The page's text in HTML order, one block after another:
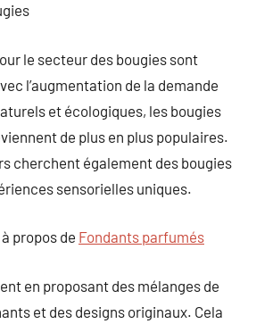
le secteur des bougies sont
l’augmentation de la demande
et écologiques, les bougies
de plus en plus populaires.
cherchent également des bougies
sensorielles uniques.
propos de Fondants parfumés
en proposant des mélanges de
et des designs originaux. Cela